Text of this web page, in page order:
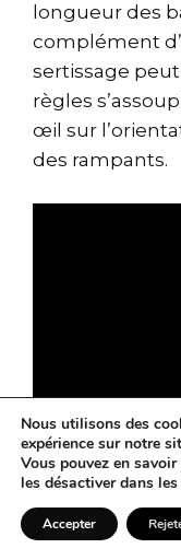
longueur des
complément
sertissage
règles
œil sur
des rampants.
Clé de voûte
par un
zinc se travaille
respecter ses
Nous utilisons des
expérience sur notre
Vous pouvez en
les désactiver dans les
Accepter